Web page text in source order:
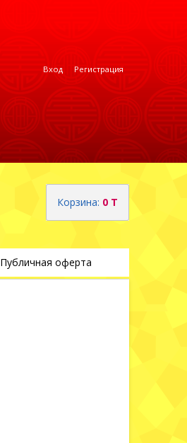
Вход Регистрация
Корзина: 0 T
Публичная оферта